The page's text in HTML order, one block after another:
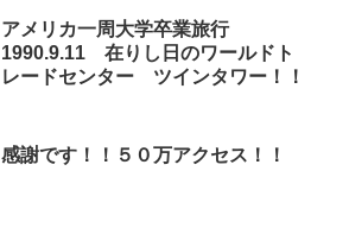
アメリカ一周大学卒業旅行
1990.9.11 在りし日のワールドト
レードセンター ツインタワー！！
感謝です！！５０万アクセス！！